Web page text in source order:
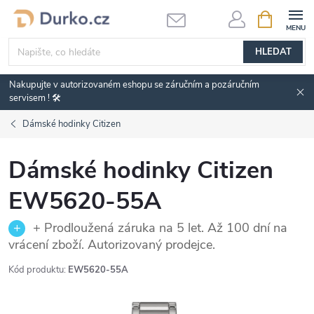
Přejít
obsah
HLEDAT
NÁKUPNÍ
KOŠÍK
Nakupujte v autorizovaném eshopu se záručním a pozáručním
servisem ! 🛠️
Dámské hodinky Citizen
Dámské hodinky Citizen
EW5620-55A
+ Prodloužená záruka na 5 let. Až 100 dní na
vrácení zboží. Autorizovaný prodejce.
Kód produktu: EW5620-55A